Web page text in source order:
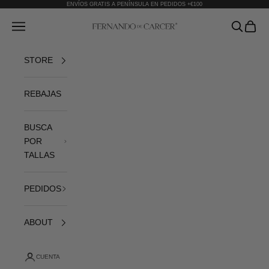
ENVÍOS GRATIS A PENÍNSULA EN PEDIDOS +€100
Fernando de Cárcer
Abrir menú de navegación AbrirAbrir
STORE
REBAJAS
BUSCA
POR
TALLAS
PEDIDOS
ABOUT
CUENTA